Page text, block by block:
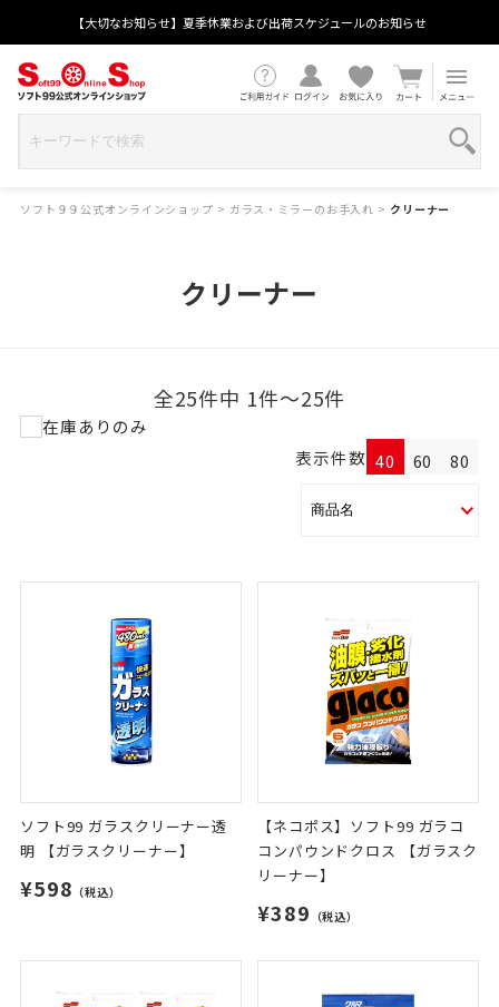
【大切なお知らせ】夏季休業および出荷スケジュールのお知らせ
ソフト９９公式オンラインショップ > ガラス・ミラーのお手入れ > クリーナー
クリーナー
全25件中 1件～25件
在庫ありのみ
表示件数 40 60 80
ソフト99 ガラスクリーナー透
明 【ガラスクリーナー】
¥598 （税込）
【ネコポス】ソフト99 ガラコ
コンパウンドクロス 【ガラスク
リーナー】
¥389 （税込）